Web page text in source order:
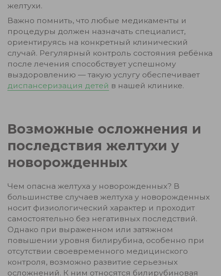
желтухи.
Важно помнить, что любые медикаменты и
процедуры должен назначать специалист,
ориентируясь на конкретный клинический
случай. Регулярный контроль состояния ребёнка
после лечения способствует успешному
выздоровлению — такую услугу обеспечивает
диспансеризация детей в нашей клинике.
Возможные осложнения и
последствия желтухи у
новорожденных
Чем опасна желтуха у новорожденных? В
большинстве случаев желтуха у новорожденных
носит физиологический характер и проходит
самостоятельно без негативных последствий.
Однако при выраженном или затяжном
повышении уровня билирубина, особенно при
отсутствии своевременного медицинского
контроля, возможно развитие серьезных
осложнений. К ним относятся билирубиновая